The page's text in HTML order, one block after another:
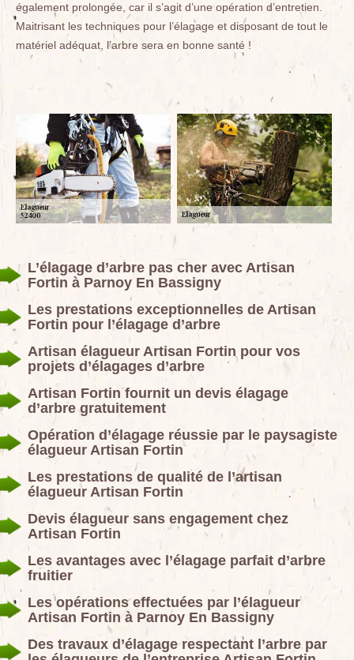
également prolongée, car il s’agit d’une opération d’entretien.
Maitrisant les techniques pour l’élagage et disposant de tout le
matériel adéquat, l’arbre sera en bonne santé !
L’élagage d’arbre pas cher avec Artisan
Fortin à Parnoy En Bassigny
Les prestations exceptionnelles de Artisan
Fortin pour l’élagage d’arbre
Artisan élagueur Artisan Fortin pour vos
projets d’élagages d’arbre
Artisan Fortin fournit un devis élagage
d’arbre gratuitement
Opération d’élagage réussie par le paysagiste
élagueur Artisan Fortin
Les prestations de qualité de l’artisan
élagueur Artisan Fortin
Devis élagueur sans engagement chez
Artisan Fortin
Les avantages avec l’élagage parfait d’arbre
fruitier
Les opérations effectuées par l’élagueur
Artisan Fortin à Parnoy En Bassigny
Des travaux d’élagage respectant l’arbre par